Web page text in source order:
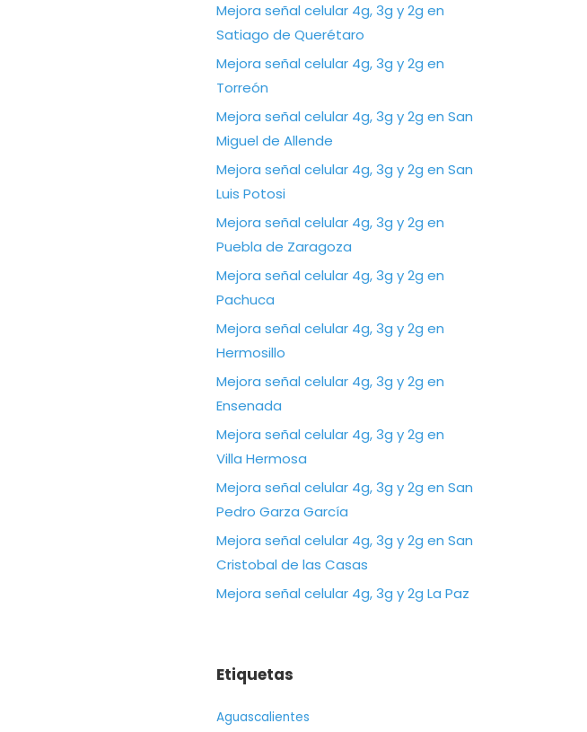
Mejora señal celular 4g, 3g y 2g en
Satiago de Querétaro
Mejora señal celular 4g, 3g y 2g en
Torreón
Mejora señal celular 4g, 3g y 2g en San
Miguel de Allende
Mejora señal celular 4g, 3g y 2g en San
Luis Potosi
Mejora señal celular 4g, 3g y 2g en
Puebla de Zaragoza
Mejora señal celular 4g, 3g y 2g en
Pachuca
Mejora señal celular 4g, 3g y 2g en
Hermosillo
Mejora señal celular 4g, 3g y 2g en
Ensenada
Mejora señal celular 4g, 3g y 2g en
Villa Hermosa
Mejora señal celular 4g, 3g y 2g en San
Pedro Garza García
Mejora señal celular 4g, 3g y 2g en San
Cristobal de las Casas
Mejora señal celular 4g, 3g y 2g La Paz
Etiquetas
Aguascalientes